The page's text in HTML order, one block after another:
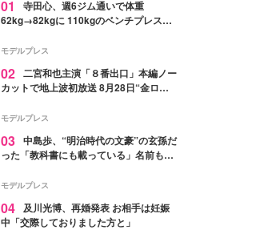
の感動をもたらす奥深いストーリ
た。
01
寺田心、週6ジム通いで体重
62kg→82kgに 110kgのベンチプレス持
「かっこいい」と反響
モデルプレス
02 二宮和也主演「８番出口」本編ノー
カットで地上波初放送 8月28日“金ロ
モデルプレス
03 中島歩、“明治時代の文豪”の玄孫だ
った「教科書にも載っている」名前も先
モデルプレス
04 及川光博、再婚発表 お相手は妊娠
中「交際しておりました方と」